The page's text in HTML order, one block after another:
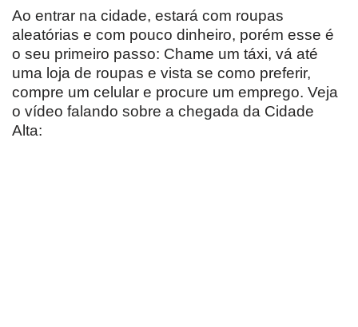
Ao entrar na cidade, estará com roupas
aleatórias e com pouco dinheiro, porém esse é
o seu primeiro passo: Chame um táxi, vá até
uma loja de roupas e vista se como preferir,
compre um celular e procure um emprego. Veja
o vídeo falando sobre a chegada da Cidade
Alta: